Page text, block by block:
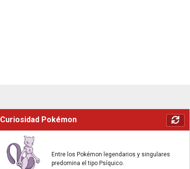
Curiosidad Pokémon
Entre los Pokémon legendarios y singulares
predomina el tipo Psíquico.